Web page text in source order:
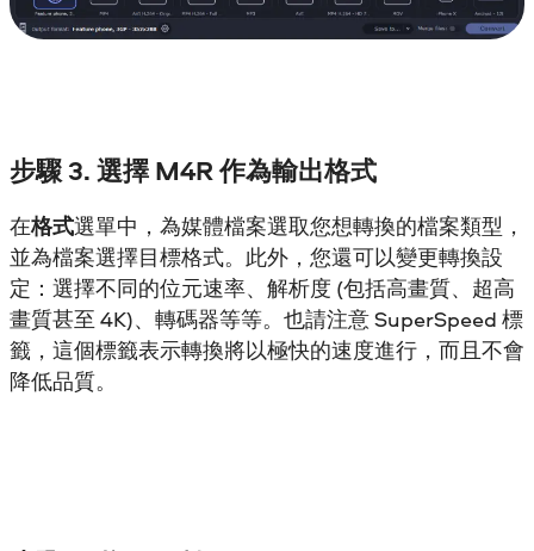
步驟 3. 選擇 M4R 作為輸出格式
在格式選單中，為媒體檔案選取您想轉換的檔案類型，
並為檔案選擇目標格式。此外，您還可以變更轉換設
定：選擇不同的位元速率、解析度 (包括高畫質、超高
畫質甚至 4K)、轉碼器等等。也請注意 SuperSpeed 標
籤，這個標籤表示轉換將以極快的速度進行，而且不會
降低品質。